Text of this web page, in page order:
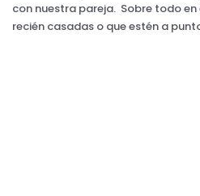
con nuestra pareja. Sobre todo
recién casadas o que estén a